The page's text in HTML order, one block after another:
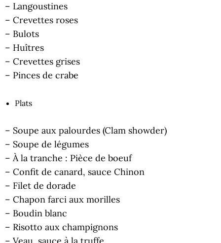
– Langoustines
– Crevettes roses
– Bulots
– Huîtres
– Crevettes grises
– Pinces de crabe
Plats
– Soupe aux palourdes (Clam showder)
– Soupe de légumes
– À la tranche : Pièce de boeuf
– Confit de canard, sauce Chinon
– Filet de dorade
– Chapon farci aux morilles
– Boudin blanc
– Risotto aux champignons